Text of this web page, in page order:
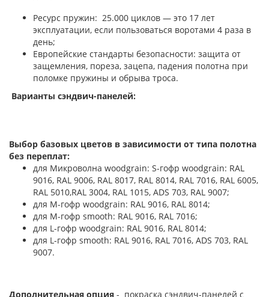
Ресурс пружин: 25.000 циклов — это 17 лет
эксплуатации, если пользоваться воротами 4 раза в
день;
Европейские стандарты безопасности: защита от
защемления, пореза, зацепа, падения полотна при
поломке пружины и обрыва троса.
Варианты сэндвич-панелей:
Выбор базовых цветов в зависимости от типа полотна
без переплат:
для Микроволна woodgrain: S-гофр woodgrain: RAL
9016, RAL 9006, RAL 8017, RAL 8014, RAL 7016, RAL 6005,
RAL 5010,RAL 3004, RAL 1015, ADS 703, RAL 9007;
для М-гофр woodgrain: RAL 9016, RAL 8014;
для М-гофр smooth: RAL 9016, RAL 7016;
для L-гофр woodgrain: RAL 9016, RAL 8014;
для L-гофр smooth: RAL 9016, RAL 7016, ADS 703, RAL
9007.
Дополнительная опция - покраска сэндвич-панелей с